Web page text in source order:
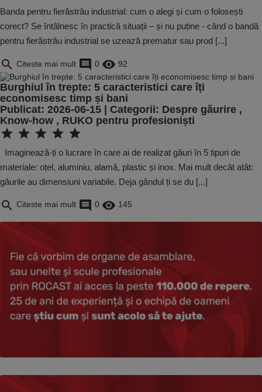
Banda pentru fierăstrău industrial: cum o alegi și cum o folosești
corect? Se întâlnesc în practică situații – și nu puține - când o bandă
pentru fierăstrău industrial se uzează prematur sau prod [...]
search Citeste mai mult comment 0 remove_red_eye 92
Burghiul în trepte: 5 caracteristici care îți
economisesc timp și bani
Publicat: 2026-06-15 | Categorii: Despre găurire ,
Know-how , RUKO pentru profesioniști
star star star star star
Imaginează-ți o lucrare în care ai de realizat găuri în 5 tipuri de
materiale: oțel, aluminiu, alamă, plastic și inox. Mai mult decât atât:
găurile au dimensiuni variabile. Deja gândul ți se du [...]
search Citeste mai mult comment 0 remove_red_eye 145